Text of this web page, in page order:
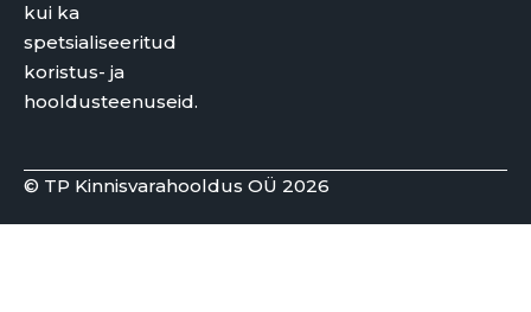
kui ka
spetsialiseeritud
koristus- ja
hooldusteenuseid.
© TP Kinnisvarahooldus OÜ 2026